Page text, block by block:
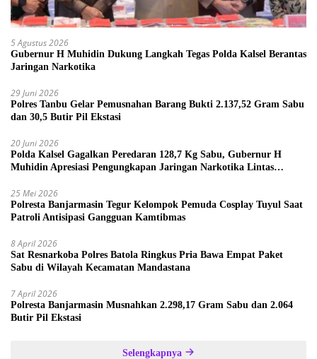
5 Agustus 2026
Gubernur H Muhidin Dukung Langkah Tegas Polda Kalsel Berantas
Jaringan Narkotika
29 Juni 2026
Polres Tanbu Gelar Pemusnahan Barang Bukti 2.137,52 Gram Sabu
dan 30,5 Butir Pil Ekstasi
20 Juni 2026
Polda Kalsel Gagalkan Peredaran 128,7 Kg Sabu, Gubernur H
Muhidin Apresiasi Pengungkapan Jaringan Narkotika Lintas
25 Mei 2026
Polresta Banjarmasin Tegur Kelompok Pemuda Cosplay Tuyul Saat
Patroli Antisipasi Gangguan Kamtibmas
8 April 2026
Sat Resnarkoba Polres Batola Ringkus Pria Bawa Empat Paket
Sabu di Wilayah Kecamatan Mandastana
7 April 2026
Polresta Banjarmasin Musnahkan 2.298,17 Gram Sabu dan 2.064
Butir Pil Ekstasi
Selengkapnya